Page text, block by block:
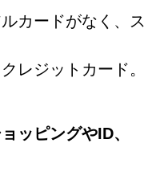
カードがなく、ス
レジットカード。
ッピングやID、